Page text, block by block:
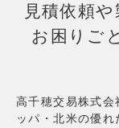
見積依頼
お困りご
高千穂交易株式会
ッパ・北米の優